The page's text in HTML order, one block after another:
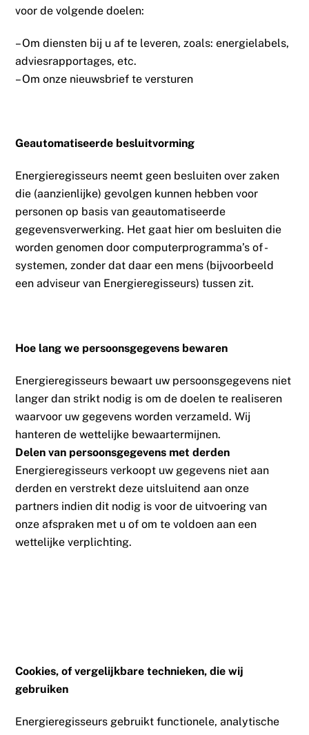
voor de volgende doelen:
– Om diensten bij u af te leveren, zoals: energielabels,
adviesrapportages, etc.
– Om onze nieuwsbrief te versturen
Geautomatiseerde besluitvorming
Energieregisseurs neemt geen besluiten over zaken
die (aanzienlijke) gevolgen kunnen hebben voor
personen op basis van geautomatiseerde
gegevensverwerking. Het gaat hier om besluiten die
worden genomen door computerprogramma’s of -
systemen, zonder dat daar een mens (bijvoorbeeld
een adviseur van Energieregisseurs) tussen zit.
Hoe lang we persoonsgegevens bewaren
Energieregisseurs bewaart uw persoonsgegevens niet
langer dan strikt nodig is om de doelen te realiseren
waarvoor uw gegevens worden verzameld. Wij
hanteren de wettelijke bewaartermijnen.
Delen van persoonsgegevens met derden
Energieregisseurs verkoopt uw gegevens niet aan
derden en verstrekt deze uitsluitend aan onze
partners indien dit nodig is voor de uitvoering van
onze afspraken met u of om te voldoen aan een
wettelijke verplichting.
Cookies, of vergelijkbare technieken, die wij
gebruiken
Energieregisseurs gebruikt functionele, analytische